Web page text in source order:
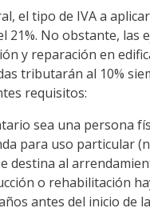
el tipo de IVA a
21%. No obstante, las
y reparación en
tributarán al 10%
requisitos:
sea una persona
para uso particular
destina al
o rehabilitación
antes del inicio de